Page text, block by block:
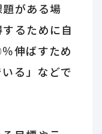
がある場
るために自
伸ばすため
る」などで